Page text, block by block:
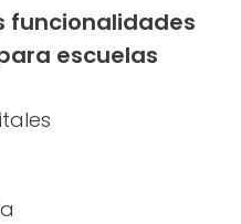
funcionalidades
escuelas